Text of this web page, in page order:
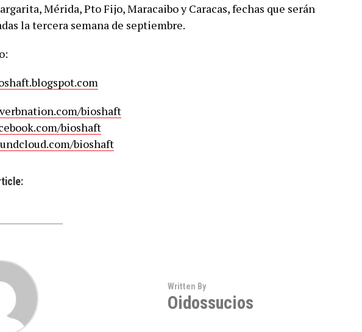
Mérida, Pto Fijo, Maracaibo y Caracas, fechas que serán
la tercera semana de septiembre.
bioshaft
bioshaft
bioshaft
Written By
Oidossucios